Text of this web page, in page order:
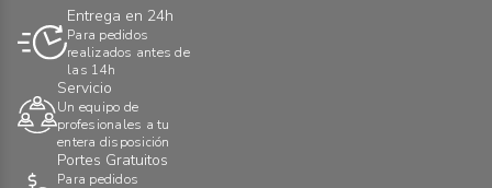
Entrega en 24h
Para pedidos
realizados antes de
las 14h
Servicio
Un equipo de
profesionales a tu
entera disposición
Portes Gratuitos
Para pedidos